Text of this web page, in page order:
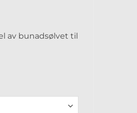
av bunadsølvet til